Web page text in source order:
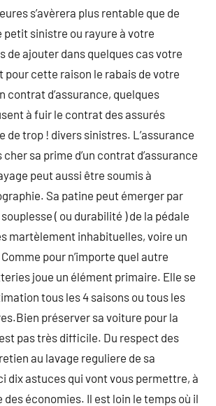
s’avèrera plus rentable que de
petit sinistre ou rayure à votre
de ajouter dans quelques cas votre
pour cette raison le rabais de votre
contrat d’assurance, quelques
à fuir le contrat des assurés
trop ! divers sinistres. L’assurance
sa prime d’un contrat d’assurance
peut aussi être soumis à
Sa patine peut émerger par
( ou durabilité ) de la pédale
martèlement inhabituelles, voire un
pour n’importe quel autre
joue un élément primaire. Elle se
tous les 4 saisons ou tous les
préserver sa voiture pour la
pas très difficile. Du respect des
au lavage reguliere de sa
dix astuces qui vont vous permettre, à
des économies. Il est loin le temps où il